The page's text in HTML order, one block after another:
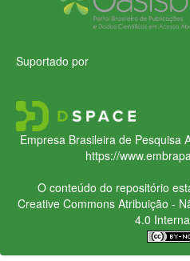
Suportado por
Empresa Brasileira de Pesquisa
https://
O conteúdo do repositório
Creative CommonsAtribuição -
4.0